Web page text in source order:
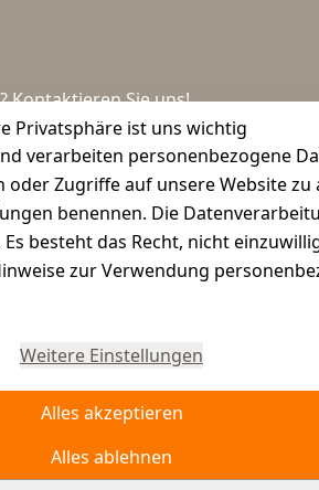
Privatsphäre ist uns wichtig
verarbeiten personenbezogene
Zugriffe auf unsere Website
benennen. Die
besteht das Recht, nicht
zur Verwendung
Weitere Einstellungen
Alles akzeptieren
Alles ablehnen
Kontaktieren Sie uns!